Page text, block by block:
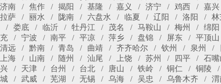
济南
焦作 揭阳 基隆 嘉义 济宁 鸡西
嘉兴
拉萨
丽水 陇南 六盘水 临夏 辽阳 洛阳
林
娄底
临沂 牡丹江 茂名 马鞍山 梅州
绵阳
充
宁波 南平 平凉 萍乡 盘锦 屏东
平顶山
清远
黔南 青岛 曲靖 齐齐哈尔 钦州 泉州
上海
山南 随州 汕尾 上饶 苏州 四平
石嘴
兴
天津 台州 台北 唐山 铁岭 铜仁
铜陵
城
武威 芜湖 无锡 乌海 吴忠 乌鲁木齐
渭